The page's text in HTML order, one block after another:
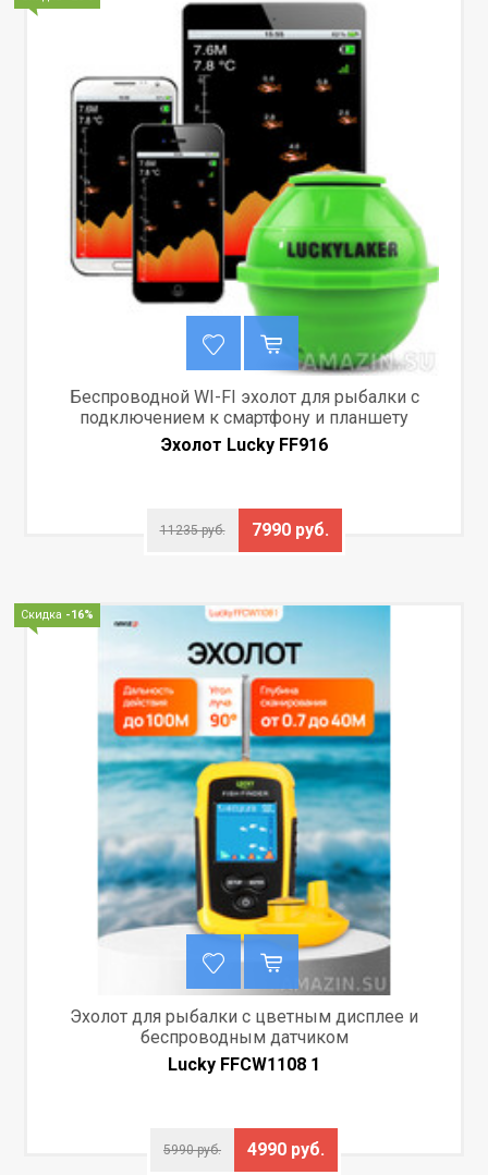
Беспроводной WI-FI эхолот для рыбалки c
подключением к смартфону и планшету
Эхолот Lucky FF916
11235 руб. 7990 руб.
Скидка -16%
Эхолот для рыбалки с цветным дисплее и
беспроводным датчиком
Lucky FFCW1108 1
5990 руб. 4990 руб.